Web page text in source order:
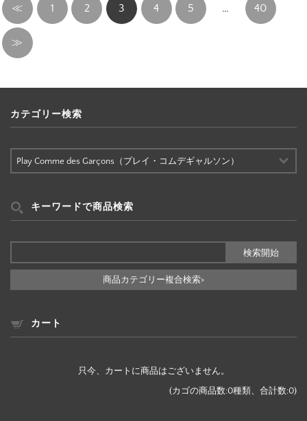
≪ 1 2 3 4 5 … 40
≫
カテゴリー検索
テ
ー
検
キーワードで商品検索
商品カテゴリー複合検索>
カート
只今、カートに商品はございません。
(カゴの商品数:0種類、合計数:0)